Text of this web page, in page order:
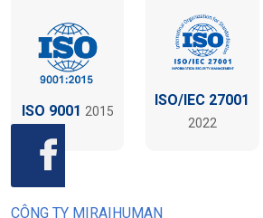
ISO 9001 2015
ISO/IEC 27001
2022
CÔNG TY MIRAIHUMAN